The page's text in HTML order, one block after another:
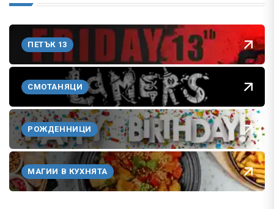
ПЕТЪК 13
СМОТАНЯЦИ
РОЖДЕННИЦИ
МАГИИ В КУХНЯТА